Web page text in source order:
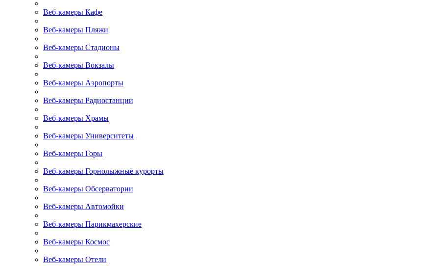
Веб-камеры Кафе
Веб-камеры Пляжи
Веб-камеры Стадионы
Веб-камеры Вокзалы
Веб-камеры Аэропорты
Веб-камеры Радиостанции
Веб-камеры Храмы
Веб-камеры Университеты
Веб-камеры Горы
Веб-камеры Горнолыжные курорты
Веб-камеры Обсерватории
Веб-камеры Автомойки
Веб-камеры Парикмахерские
Веб-камеры Космос
Веб-камеры Отели